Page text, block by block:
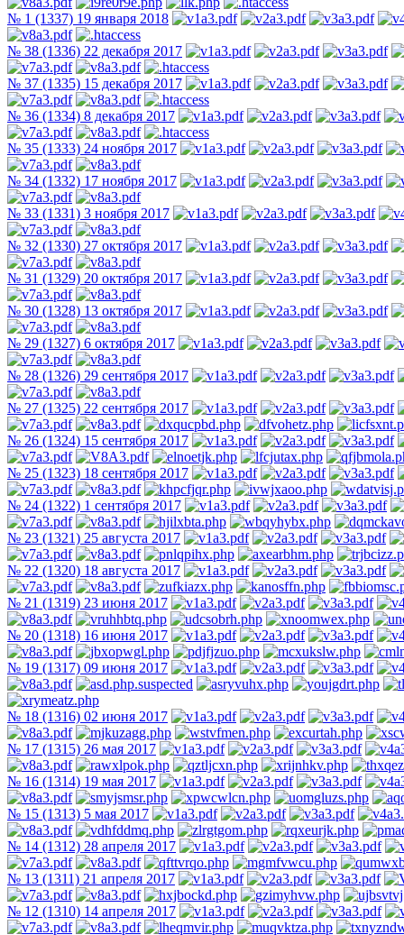
№ 1 (1337) 19 января 2018
№ 38 (1336) 22 декабря 2017
№ 37 (1335) 15 декабря 2017
№ 36 (1334) 8 декабря 2017
№ 35 (1333) 24 ноября 2017
№ 34 (1332) 17 ноября 2017
№ 33 (1331) 3 ноября 2017
№ 32 (1330) 27 октября 2017
№ 31 (1329) 20 октября 2017
№ 30 (1328) 13 октября 2017
№ 29 (1327) 6 октября 2017
№ 28 (1326) 29 сентября 2017
№ 27 (1325) 22 сентября 2017
№ 26 (1324) 15 сентября 2017
№ 25 (1323) 18 сентября 2017
№ 24 (1322) 1 сентября 2017
№ 23 (1321) 25 августа 2017
№ 22 (1320) 18 августа 2017
№ 21 (1319) 23 июня 2017
№ 20 (1318) 16 июня 2017
№ 19 (1317) 09 июня 2017
№ 18 (1316) 02 июня 2017
№ 17 (1315) 26 мая 2017
№ 16 (1314) 19 мая 2017
№ 15 (1313) 5 мая 2017
№ 14 (1312) 28 апреля 2017
№ 13 (1311) 21 апреля 2017
№ 12 (1310) 14 апреля 2017